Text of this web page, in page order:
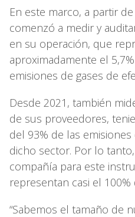
En este marco, a partir
comenzó a medir y
en su operación, que
aproximadamente el
emisiones de gases de
Desde 2021, también
de sus proveedores,
del 93% de las
dicho sector. Por lo
compañía para este
representan casi el 100%
“Sabemos el tamaño de